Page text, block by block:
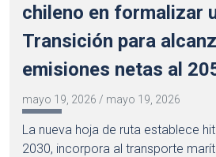
chileno en formalizar
Transición para
emisiones netas al
mayo 19, 2026 / mayo 19, 2026
La nueva hoja de ruta establece
2030, incorpora al transporte